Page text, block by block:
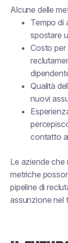
Alcune delle
Tempo di
spostare
Costo per
Qualità
nuovi
contatto
Le aziende
metriche
pipeline di
assunzione nel